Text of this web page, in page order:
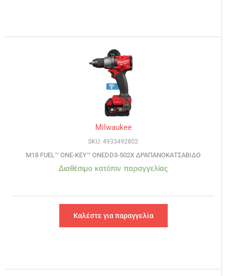
Milwaukee
SKU: 4933492802
M18 FUEL™ ONE-KEY™ ONEDD3-502X ΔΡΑΠΑΝΟΚΑΤΣΑΒΙΔO
Διαθέσιμο κατόπιν παραγγελίας
Καλέστε για παραγγελία